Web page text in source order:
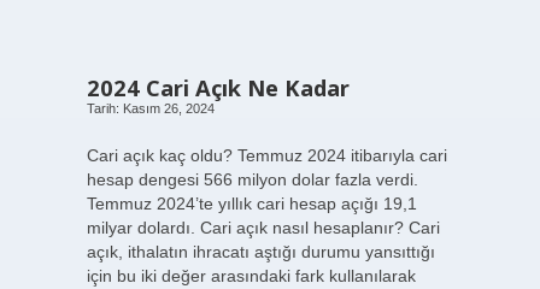
2024 Cari Açık Ne Kadar
Tarih: Kasım 26, 2024
Cari açık kaç oldu? Temmuz 2024 itibarıyla cari
hesap dengesi 566 milyon dolar fazla verdi.
Temmuz 2024’te yıllık cari hesap açığı 19,1
milyar dolardı. Cari açık nasıl hesaplanır? Cari
açık, ithalatın ihracatı aştığı durumu yansıttığı
için bu iki değer arasındaki fark kullanılarak